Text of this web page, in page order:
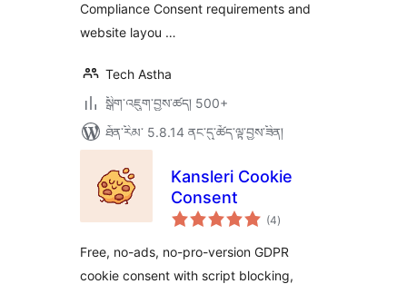
Compliance Consent requirements and
website layou …
Tech Astha
སྒྲིག་འཇུག་བྱས་ཚད། 500+
ཐོན་རིམ་ 5.8.14 ནང་དུ་ཚོད་ལྟ་བྱས་ཟིན།
Kansleri Cookie
Consent
(4གདེང་
འཇོག་
ཚང་།
)
Free, no-ads, no-pro-version GDPR
cookie consent with script blocking,